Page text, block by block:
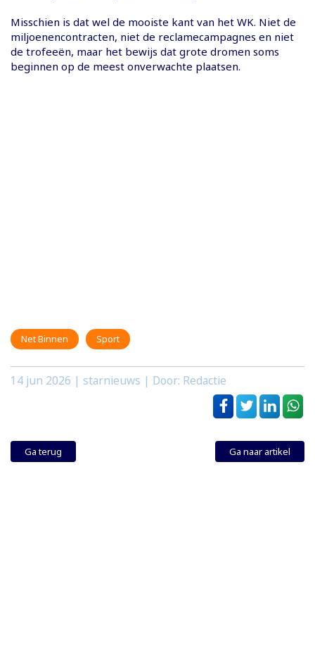
Misschien is dat wel de mooiste kant van het WK. Niet de
miljoenencontracten, niet de reclamecampagnes en niet
de trofeeën, maar het bewijs dat grote dromen soms
beginnen op de meest onverwachte plaatsen.
Net Binnen Sport
14 jun 2026 | starnieuws | Door: Redactie
Ga terug Ga naar artikel